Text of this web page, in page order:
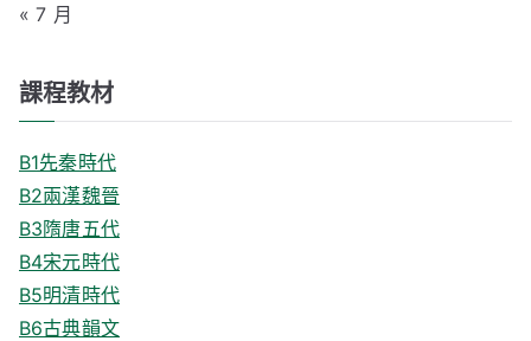
« 7 月
課程教材
B1先秦時代
B2兩漢魏晉
B3隋唐五代
B4宋元時代
B5明清時代
B6古典韻文